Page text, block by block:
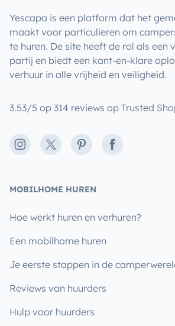
Yescapa is een platform dat het
maakt voor particulieren om
te huren. De site heeft de rol als een
partij en biedt een kant-en-klare
verhuur in alle vrijheid en veiligheid.
3.53/5 op 314 reviews op Trusted
Instagram
X PinterestFacebook
MOBILHOME HUREN
Hoe werkt huren en verhuren?
Een mobilhome huren
Je eerste stappen in de
Reviews van huurders
Hulp voor huurders